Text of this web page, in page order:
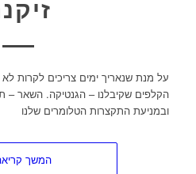
הקלפים שקיבלנו – הגנטיקה. השאר –
ובמניעת התקצרות הטלומרים שלנו
המשך